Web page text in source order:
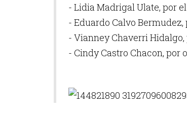
- Lidia Madrigal Ulate, por
- Eduardo Calvo
- Vianney Chaverri
- Cindy Castro Chacon, por